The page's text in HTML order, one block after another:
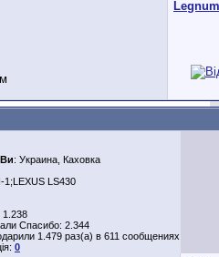
Legnum
: Украина, Каховка
1;LEXUS LS430
1.238
Спасибо: 2.344
1.479 раз(а) в 611 сообщениях
0